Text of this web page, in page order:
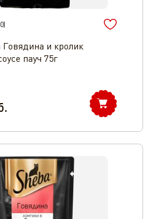
0)
и кролик
пауч 75г